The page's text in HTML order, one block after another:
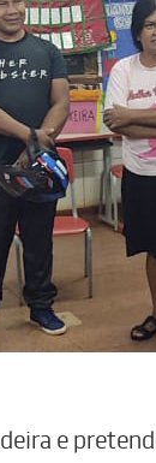
e